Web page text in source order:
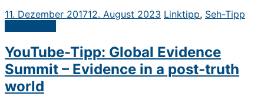
11. Dezember 201712. August 2023 Linktipp, Seh-Tipp
YouTube-Tipp: Global Evidence
Summit – Evidence in a post-truth
world